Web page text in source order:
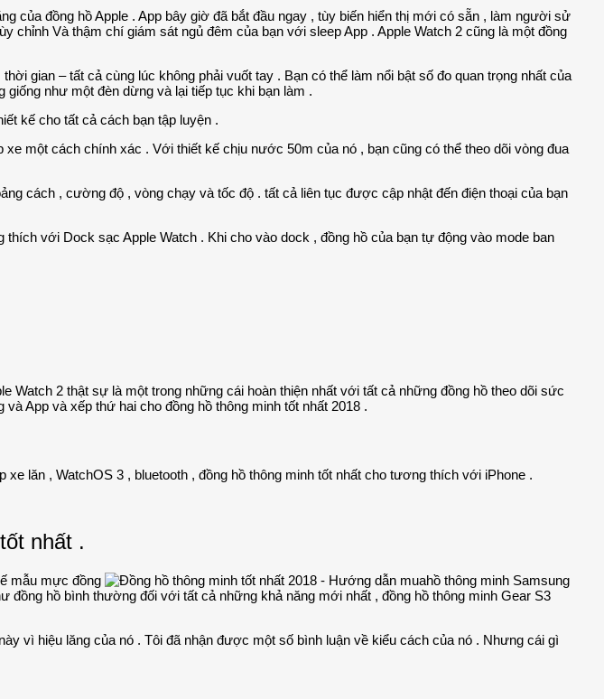
của đồng hồ Apple . App bây giờ đã bắt đầu ngay , tùy biến hiển thị mới có sẵn , làm người sử
Và thậm chí giám sát ngủ đêm của bạn với sleep App . Apple Watch 2 cũng là một đồng
gian – tất cả cùng lúc không phải vuốt tay . Bạn có thể làm nổi bật số đo quan trọng nhất của
như một đèn dừng và lại tiếp tục khi bạn làm .
kế cho tất cả cách bạn tập luyện .
một cách chính xác . Với thiết kế chịu nước 50m của nó , bạn cũng có thể theo dõi vòng đua
cách , cường độ , vòng chạy và tốc độ . tất cả liên tục được cập nhật đến điện thoại của bạn
với Dock sạc Apple Watch . Khi cho vào dock , đồng hồ của bạn tự động vào mode ban
Watch 2 thật sự là một trong những cái hoàn thiện nhất với tất cả những đồng hồ theo dõi sức
App và xếp thứ hai cho đồng hồ thông minh tốt nhất 2018 .
lăn , WatchOS 3 , bluetooth , đồng hồ thông minh tốt nhất cho tương thích với iPhone .
nhất .
mẫu mực đồng
hồ thông minh Samsung
đồng hồ bình thường đối với tất cả những khả năng mới nhất , đồng hồ thông minh Gear S3
vì hiệu lăng của nó . Tôi đã nhận được một số bình luận về kiểu cách của nó . Nhưng cái gì